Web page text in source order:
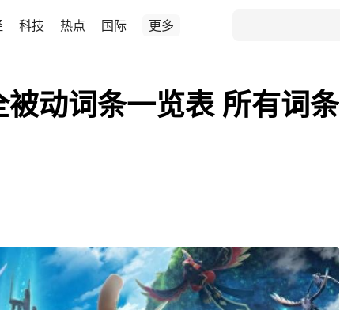
科技 热点 国际 更多
被动词条一览表 所有词条